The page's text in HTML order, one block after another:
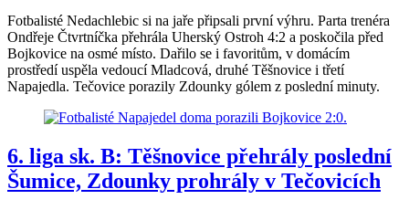
Fotbalisté Nedachlebic si na jaře připsali první výhru. Parta trenéra
Ondřeje Čtvrtníčka přehrála Uherský Ostroh 4:2 a poskočila před
Bojkovice na osmé místo. Dařilo se i favoritům, v domácím
prostředí uspěla vedoucí Mladcová, druhé Těšnovice i třetí
Napajedla. Tečovice porazily Zdounky gólem z poslední minuty.
6. liga sk. B: Těšnovice přehrály poslední
Šumice, Zdounky prohrály v Tečovicích